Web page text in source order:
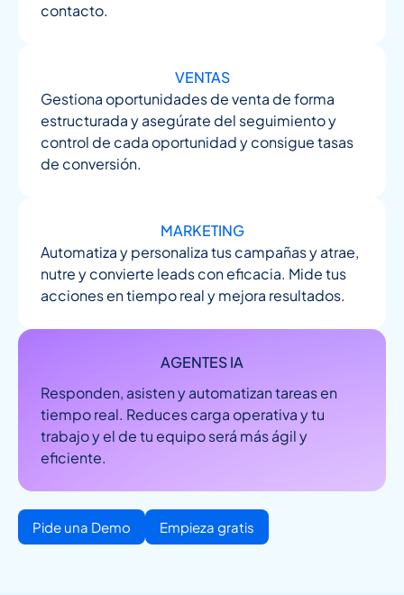
contacto.
VENTAS
Gestiona oportunidades de venta de forma
estructurada y asegúrate del seguimiento y
control de cada oportunidad y consigue tasas
de conversión.
MARKETING
Automatiza y personaliza tus campañas y atrae,
nutre y convierte leads con eficacia. Mide tus
acciones en tiempo real y mejora resultados.
AGENTES IA
Responden, asisten y automatizan tareas en
tiempo real. Reduces carga operativa y tu
trabajo y el de tu equipo será más ágil y
eficiente.
Pide una Demo Empieza gratis